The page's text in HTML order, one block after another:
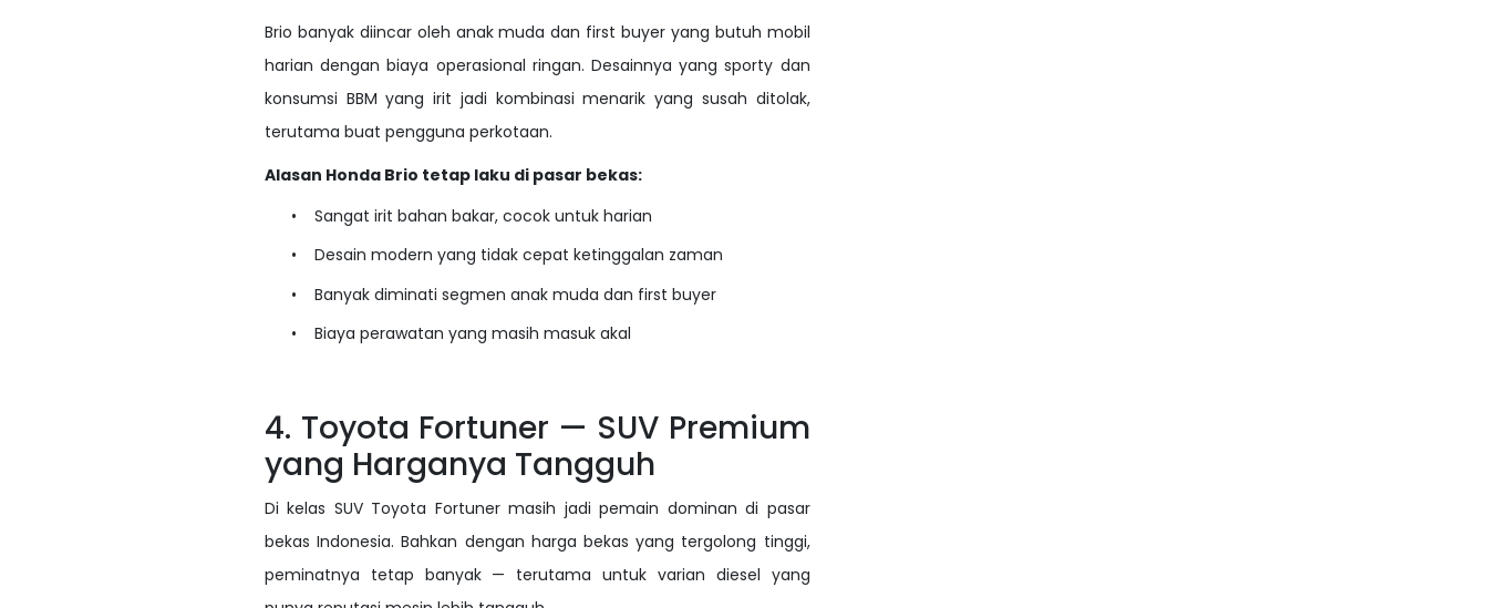
Brio banyak diincar oleh anak muda dan first buyer yang butuh mobil
harian dengan biaya operasional ringan. Desainnya yang sporty dan
konsumsi BBM yang irit jadi kombinasi menarik yang susah ditolak,
terutama buat pengguna perkotaan.
Alasan Honda Brio tetap laku di pasar bekas:
•
Sangat irit bahan bakar, cocok untuk harian
•
Desain modern yang tidak cepat ketinggalan zaman
•
Banyak diminati segmen anak muda dan first buyer
•
Biaya perawatan yang masih masuk akal
4. Toyota Fortuner — SUV Premium
yang Harganya Tangguh
Di kelas SUV Toyota Fortuner masih jadi pemain dominan di pasar
bekas Indonesia. Bahkan dengan harga bekas yang tergolong tinggi,
peminatnya tetap banyak — terutama untuk varian diesel yang